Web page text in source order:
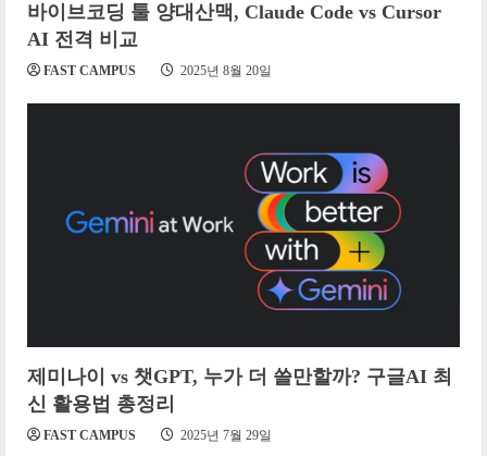
바이브코딩 툴 양대산맥, Claude Code vs Cursor
AI 전격 비교
FAST CAMPUS 2025년 8월 20일
제미나이 vs 챗GPT, 누가 더 쓸만할까? 구글AI 최
신 활용법 총정리
FAST CAMPUS 2025년 7월 29일